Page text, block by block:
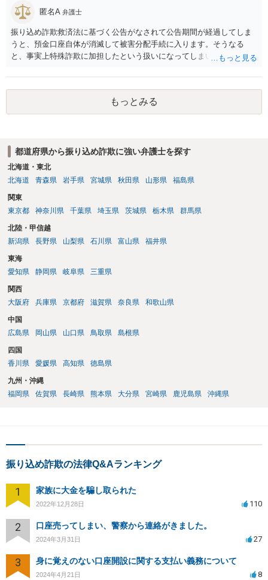
匿名A 弁護士
振り込め詐欺救済法に基づく公告がなされて公告期間が経過してしま
うと、預金口座自体が消滅して被害分配手続に入ります。そうなる
と、事実上特殊詐欺に加担したという扱いになってしまい、金融機関
の新規作成等ができなくなってしまったりすることになりかねないの
で、あなたが詐欺に加担していない（例えば口座を売っていない等）
のであれば、毅然と対応しなければならないでしょう。費用の問題は
確かにありますが、費用面を理由に弁護士へ依頼せず手をこまねいて
不安があるなら法テラス利用可能な弁護士へ依頼したり法テラスへ直
接代理援助を申し込む（弁護士を紹介してもらう等）ことを強くお勧
めします。逆に、口座売買等に関与したのであれば、警察への自首等
した方がよいでしょう。
もっとみる
都道府県から振り込め詐欺に強い弁護士を探す
北海道・東北
北海道
青森県 岩手県 宮城県 秋田県 山形県 福島県
関東
東京都
神奈川県 千葉県 埼玉県 茨城県 栃木県 群馬県
北陸・甲信越
新潟県
長野県 山梨県 石川県 富山県 福井県
東海
愛知県
静岡県 岐阜県 三重県
関西
大阪府
兵庫県 京都府 滋賀県 奈良県 和歌山県
中国
広島県
岡山県 山口県 鳥取県 島根県
四国
香川県
愛媛県 高知県 徳島県
九州・沖縄
福岡県
佐賀県 長崎県 熊本県 大分県 宮崎県 鹿児島県 沖縄県
振り込め詐欺の法律Q&Aランキング
1 家族に大金を騙し取られた
2022年12月28日 110
2 口座売ってしまい、警察から連絡がきました。
2024年3月31日 27
3 身に覚えのない口座開設に関する支払い義務について
2024年4月21日 8